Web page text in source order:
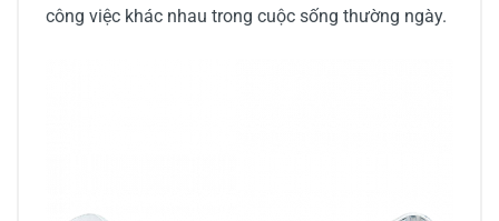
công việc khác nhau trong cuộc sống thường ngày.